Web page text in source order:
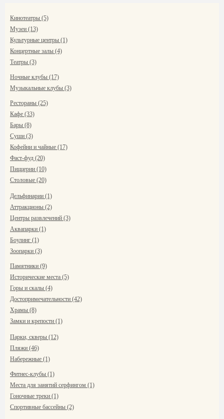
Кинотеатры (5)
Музеи (13)
Культурные центры (1)
Концертные залы (4)
Театры (3)
Ночные клубы (17)
Музыкальные клубы (3)
Рестораны (25)
Кафе (33)
Бары (8)
Суши (3)
Кофейни и чайные (17)
Фаст-фуд (20)
Пиццерии (10)
Столовые (20)
Дельфинарии (1)
Аттракционы (2)
Центры развлечений (3)
Аквапарки (1)
Боулинг (1)
Зоопарки (3)
Памятники (9)
Исторические места (5)
Горы и скалы (4)
Достопримечательности (42)
Храмы (8)
Замки и крепости (1)
Парки, скверы (12)
Пляжи (46)
Набережные (1)
Фитнес-клубы (1)
Места для занятий серфингом (1)
Гоночные треки (1)
Спортивные бассейны (2)